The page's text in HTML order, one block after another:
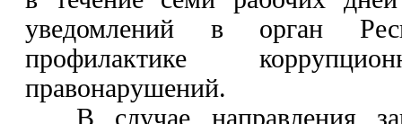
уведомлений в орган
профилактике
правонарушений.
В случае направления